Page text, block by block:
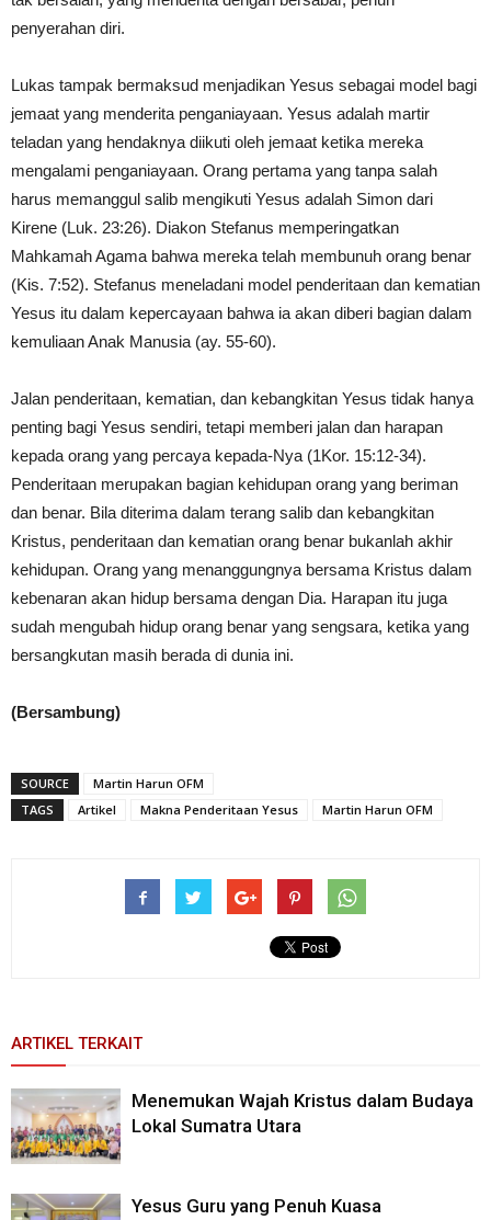
penyerahan diri.
Lukas tampak bermaksud menjadikan Yesus sebagai model bagi
jemaat yang menderita penganiayaan. Yesus adalah martir
teladan yang hendaknya diikuti oleh jemaat ketika mereka
mengalami penganiayaan. Orang pertama yang tanpa salah
harus memanggul salib mengikuti Yesus adalah Simon dari
Kirene (Luk. 23:26). Diakon Stefanus memperingatkan
Mahkamah Agama bahwa mereka telah membunuh orang benar
(Kis. 7:52). Stefanus meneladani model penderitaan dan kematian
Yesus itu dalam kepercayaan bahwa ia akan diberi bagian dalam
kemuliaan Anak Manusia (ay. 55-60).
Jalan penderitaan, kematian, dan kebangkitan Yesus tidak hanya
penting bagi Yesus sendiri, tetapi memberi jalan dan harapan
kepada orang yang percaya kepada-Nya (1Kor. 15:12-34).
Penderitaan merupakan bagian kehidupan orang yang beriman
dan benar. Bila diterima dalam terang salib dan kebangkitan
Kristus, penderitaan dan kematian orang benar bukanlah akhir
kehidupan. Orang yang menanggungnya bersama Kristus dalam
kebenaran akan hidup bersama dengan Dia. Harapan itu juga
sudah mengubah hidup orang benar yang sengsara, ketika yang
bersangkutan masih berada di dunia ini.
(Bersambung)
SOURCE
Martin Harun OFM
TAGS
Artikel Makna Penderitaan Yesus Martin Harun OFM
ARTIKEL TERKAIT
Menemukan Wajah Kristus dalam Budaya
Lokal Sumatra Utara
Yesus Guru yang Penuh Kuasa